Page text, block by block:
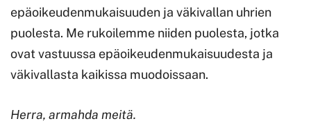
epäoikeudenmukaisuuden ja väkivallan uhrien
puolesta. Me rukoilemme niiden puolesta, jotka
ovat vastuussa epäoikeudenmukaisuudesta ja
väkivallasta kaikissa muodoissaan.
Herra, armahda meitä.